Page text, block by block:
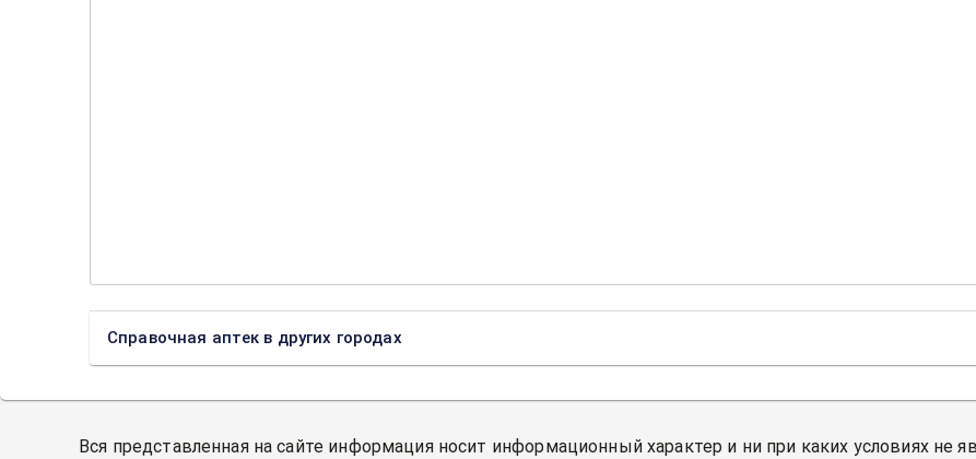
Справочная аптек в других городах
Вся представленная на сайте информация носит информационный характер и ни при каких условиях не